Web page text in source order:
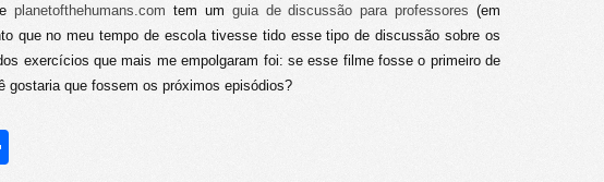
planetofthehumans.com tem um guia de discussão para professores (em
que no meu tempo de escola tivesse tido esse tipo de discussão sobre os
exercícios que mais me empolgaram foi: se esse filme fosse o primeiro de
gostaria que fossem os próximos episódios?